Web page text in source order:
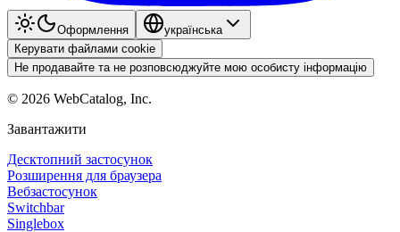
Оформлення
українська
Керувати файлами cookie
Не продавайте та не розповсюджуйте мою особисту інформацію
© 2026 WebCatalog, Inc.
Завантажити
Десктопний застосунок
Розширення для браузера
Вебзастосунок
Switchbar
Singlebox